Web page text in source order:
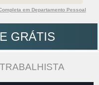
em Departamento Pessoal
GRÁTIS